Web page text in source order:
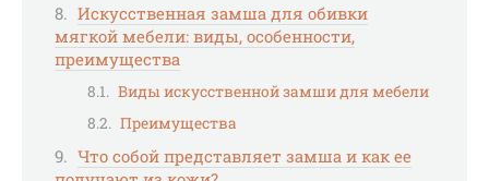
Искусственная замша для обивки
мягкой мебели: виды, особенности,
преимущества
Виды искусственной замши для мебели
Преимущества
Что собой представляет замша и как ее